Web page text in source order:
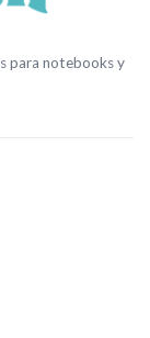
para notebooks y